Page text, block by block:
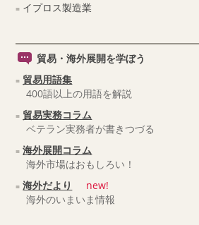
イプロス製造業
貿易・海外展開を学ぼう
貿易用語集
400語以上の用語を解説
貿易実務コラム
ベテラン実務者が書きつづる
海外展開コラム
海外市場はおもしろい！
海外だより
new!
海外のいまいま情報